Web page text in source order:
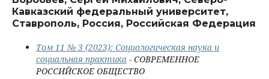
Кавказский федеральный университет,
Ставрополь, Россия, Российская Федерация
Том 11 № 3 (2023): Социологическая наука и
социальная практика - СОВРЕМЕННОЕ
РОССИЙСКОЕ ОБЩЕСТВО